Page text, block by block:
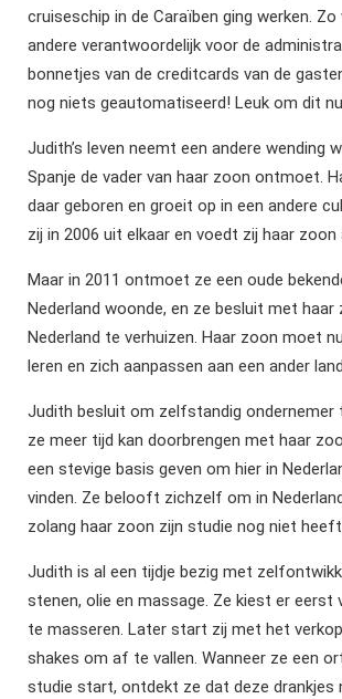
cruiseschip in de Caraïben ging werken.
andere verantwoordelijk voor de
bonnetjes van de creditcards van de
nog niets geautomatiseerd! Leuk om dit
Judith’s leven neemt een andere wending
Spanje de vader van haar zoon ontmoet.
daar geboren en groeit op in een andere
zij in 2006 uit elkaar en voedt zij haar zoon
Maar in 2011 ontmoet ze een oude
Nederland woonde, en ze besluit met haar
Nederland te verhuizen. Haar zoon moet
leren en zich aanpassen aan een ander
Judith besluit om zelfstandig ondernemer
ze meer tijd kan doorbrengen met haar
een stevige basis geven om hier in
vinden. Ze belooft zichzelf om in
zolang haar zoon zijn studie nog niet
Judith is al een tijdje bezig met
stenen, olie en massage. Ze kiest er eerst
te masseren. Later start zij met het
shakes om af te vallen. Wanneer ze een
studie start, ontdekt ze dat deze drankjes